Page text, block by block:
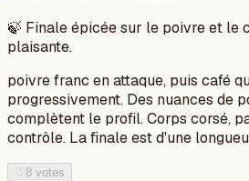
🍃 Finale épicée sur le poivre et le
plaisante.
poivre franc en attaque, puis café
progressivement. Des nuances de
complètent le profil. Corps corsé,
contrôle. La finale est d'une
♡8 votes